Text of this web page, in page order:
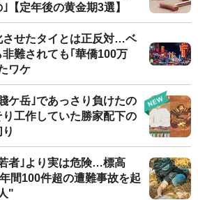
【定年後の黄金期3選】
させたタイとは正反対…ベ
非難されても｢華僑100万
ワケ
ケ岳｣であっさり負けたの
工作していた勝家配下の
者｣より実は危険…標高
間100件超の遭難事故を起
"